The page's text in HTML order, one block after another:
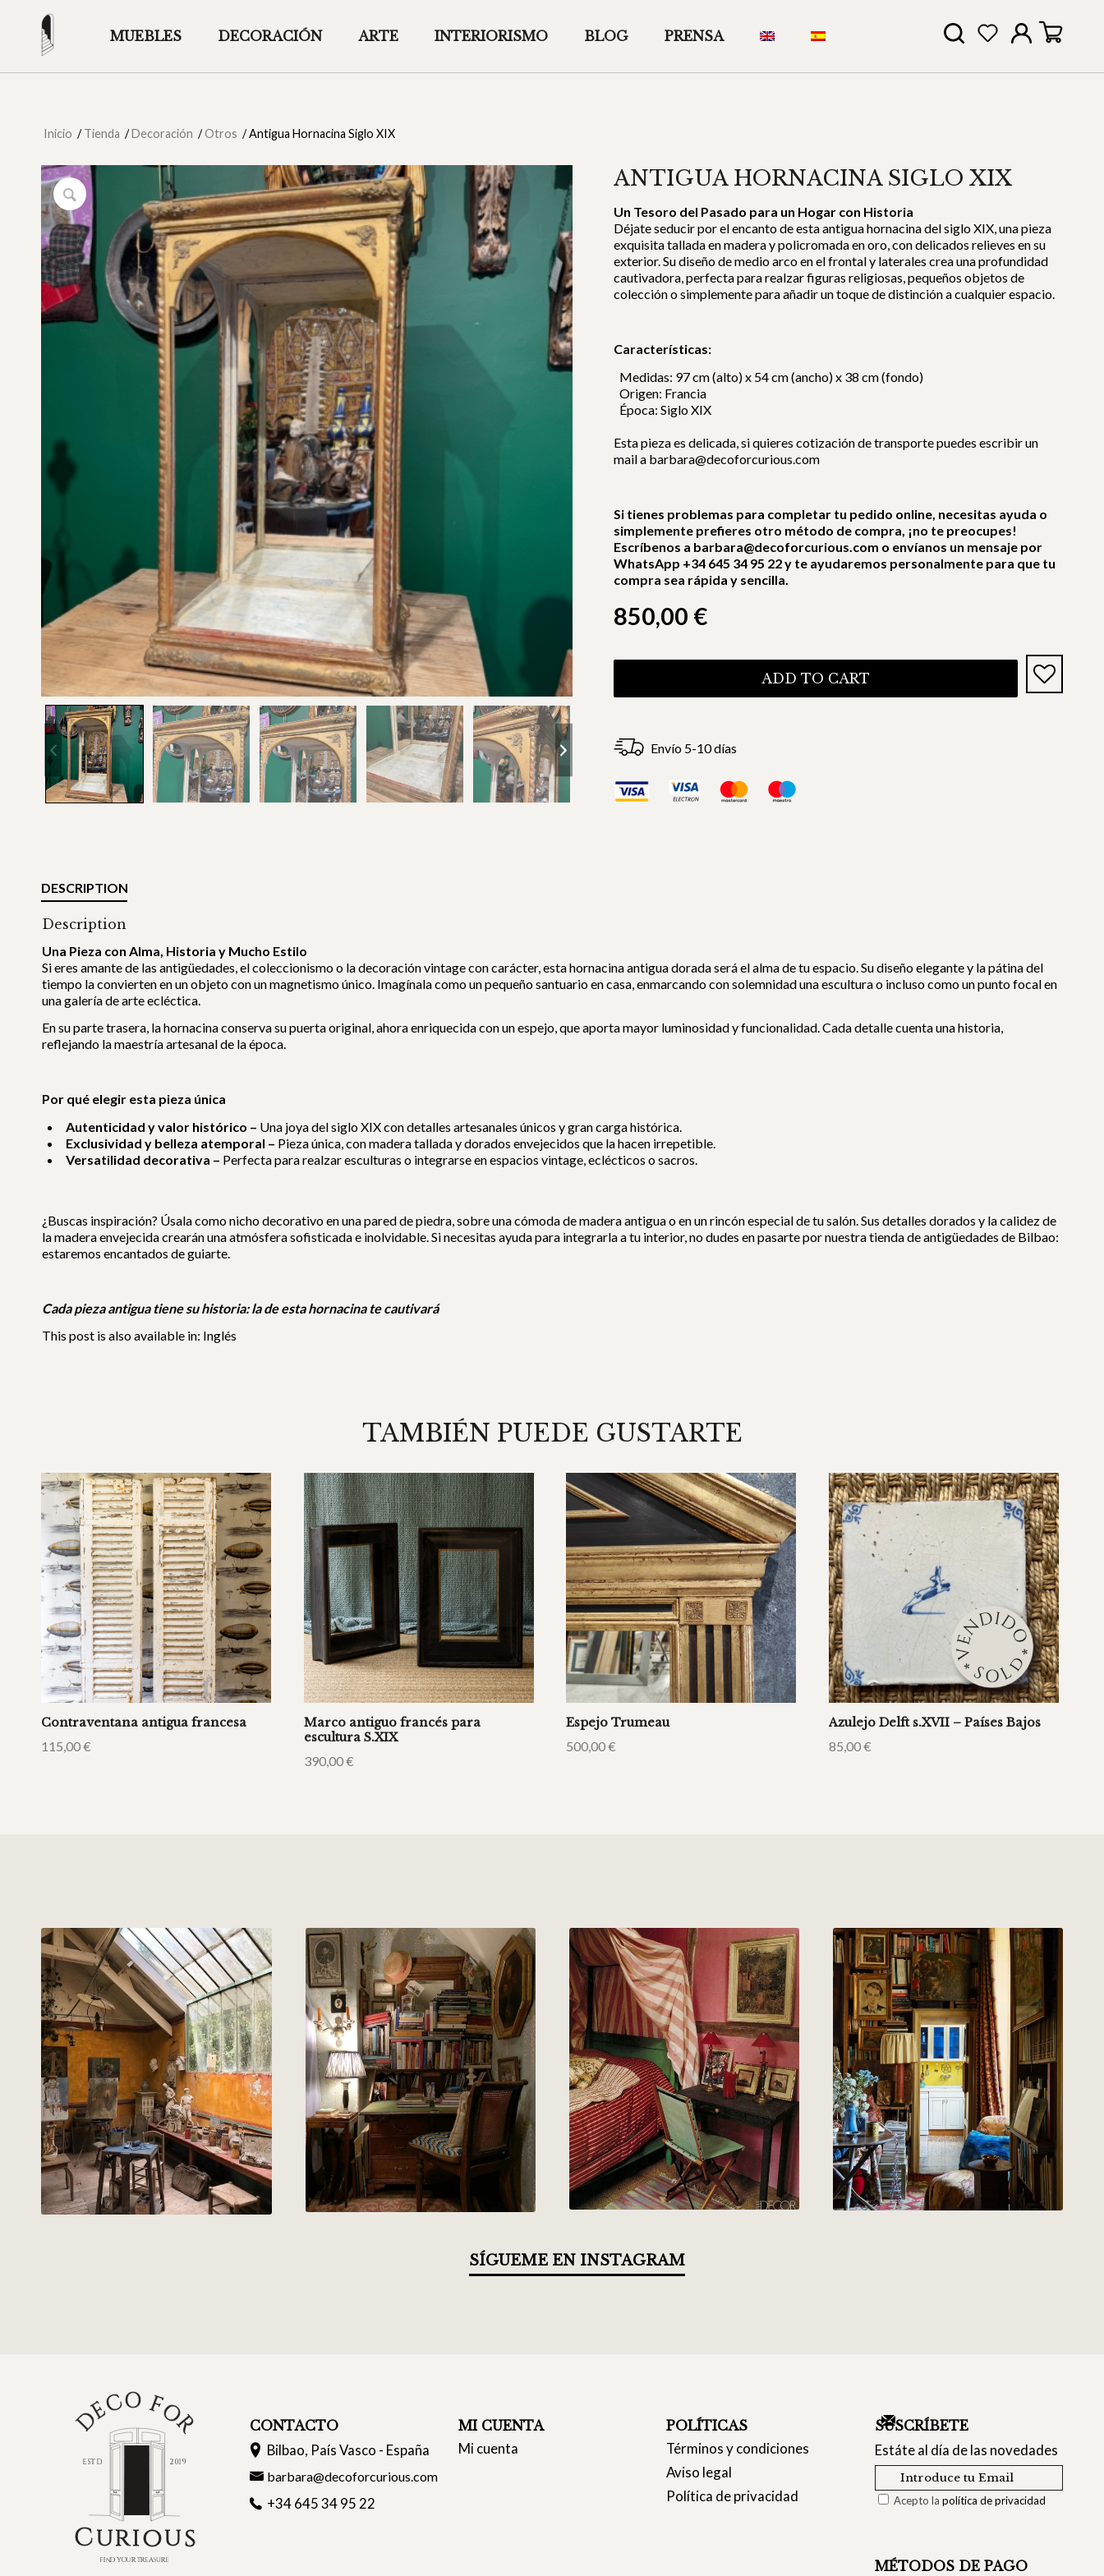
MUEBLES DECORACIÓN ARTE INTERIORISMO BLOG PRENSA
Inicio / Tienda /Decoración /Otros /Antigua Hornacina Siglo XIX
ANTIGUA HORNACINA SIGLO XIX
Un Tesoro del Pasado para un Hogar con Historia
Déjate seducir por el encanto de esta antigua hornacina del siglo XIX, una pieza
exquisita tallada en madera y policromada en oro, con delicados relieves en su
exterior. Su diseño de medio arco en el frontal y laterales crea una profundidad
cautivadora, perfecta para realzar figuras religiosas, pequeños objetos de
colección o simplemente para añadir un toque de distinción a cualquier espacio.
Características:
Medidas: 97 cm (alto) x 54 cm (ancho) x 38 cm (fondo)
Origen: Francia
Época: Siglo XIX
Esta pieza es delicada, si quieres cotización de transporte puedes escribir un
mail a barbara@decoforcurious.com
Si tienes problemas para completar tu pedido online, necesitas ayuda o
simplemente prefieres otro método de compra, ¡no te preocupes!
Escríbenos a barbara@decoforcurious.com o envíanos un mensaje por
WhatsApp +34 645 34 95 22 y te ayudaremos personalmente para que tu
compra sea rápida y sencilla.
850,00 €
ADD TO CART
Envío 5-10 días
DESCRIPTION
Description
Una Pieza con Alma, Historia y Mucho Estilo
Si eres amante de las antigüedades, el coleccionismo o la decoración vintage con carácter, esta hornacina antigua dorada será el alma de tu espacio. Su diseño elegante y la pátina del
tiempo la convierten en un objeto con un magnetismo único. Imagínala como un pequeño santuario en casa, enmarcando con solemnidad una escultura o incluso como un punto focal en
una galería de arte ecléctica.
En su parte trasera, la hornacina conserva su puerta original, ahora enriquecida con un espejo, que aporta mayor luminosidad y funcionalidad. Cada detalle cuenta una historia,
reflejando la maestría artesanal de la época.
Por qué elegir esta pieza única
Autenticidad y valor histórico – Una joya del siglo XIX con detalles artesanales únicos y gran carga histórica.
Exclusividad y belleza atemporal – Pieza única, con madera tallada y dorados envejecidos que la hacen irrepetible.
Versatilidad decorativa – Perfecta para realzar esculturas o integrarse en espacios vintage, eclécticos o sacros.
¿Buscas inspiración? Úsala como nicho decorativo en una pared de piedra, sobre una cómoda de madera antigua o en un rincón especial de tu salón. Sus detalles dorados y la calidez de
la madera envejecida crearán una atmósfera sofisticada e inolvidable. Si necesitas ayuda para integrarla a tu interior, no dudes en pasarte por nuestra tienda de antigüedades de Bilbao:
estaremos encantados de guiarte.
Cada pieza antigua tiene su historia: la de esta hornacina te cautivará
This post is also available in: Inglés
TAMBIÉN PUEDE GUSTARTE
Contraventana antigua francesa
115,00€
Marco antiguo francés para
escultura S.XIX
390,00€
Espejo Trumeau
500,00€
Azulejo Delft s.XVII – Países Bajos
85,00€
SÍGUEME EN INSTAGRAM
CONTACTO
Bilbao, País Vasco - España
barbara@decoforcurious.com
+34 645 34 95 22
MI CUENTA
Mi cuenta
POLÍTICAS
Términos y condiciones
Aviso legal
Política de privacidad
SUSCRÍBETE
Estáte al día de las novedades
Acepto lapolítica de privacidad
MÉTODOS DE PAGO